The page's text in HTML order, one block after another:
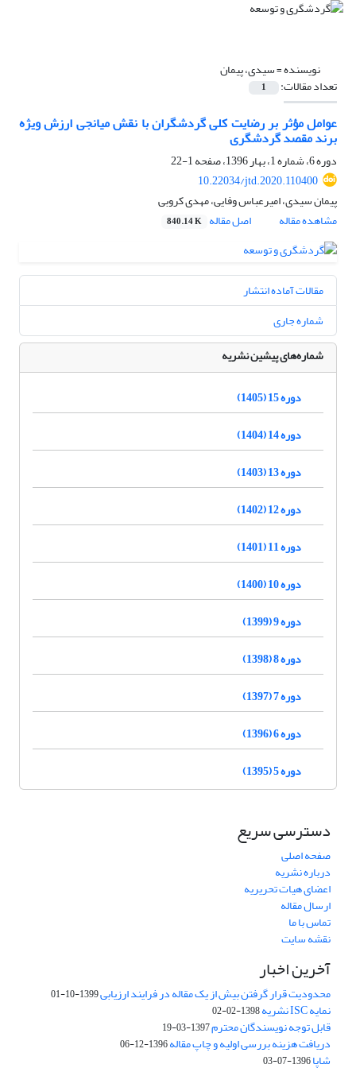
نویسنده =سیدی، پیمان
تعداد مقالات: 1
عوامل مؤثر بر رضایت کلی گردشگران با نقش میانجی ارزش ویژه
برند مقصد گردشگری
دوره 6، شماره 1، بهار 1396، صفحه
1-22
10.22034/jtd.2020.110400
پیمان سیدی، امیرعباس وفایی، مهدی کروبی
مشاهده مقاله
اصل مقاله 840.14 K
مقالات آماده انتشار
شماره جاری
شماره‌های پیشین نشریه
دوره 15 (1405)
دوره 14 (1404)
دوره 13 (1403)
دوره 12 (1402)
دوره 11 (1401)
دوره 10 (1400)
دوره 9 (1399)
دوره 8 (1398)
دوره 7 (1397)
دوره 6 (1396)
دوره 5 (1395)
دسترسی سریع
صفحه اصلی
درباره نشریه
اعضای هیات تحریریه
ارسال مقاله
تماس با ما
نقشه سایت
آخرین اخبار
محدودیت قرار گرفتن بیش از یک مقاله در فرایند ارزیابی1399-10-01
نمایه ISC نشریه 1398-02-02
قابل توجه نویسندگان محترم1397-03-19
دریافت هزینه بررسی اولیه و چاپ مقاله1396-12-06
شاپا1396-07-03